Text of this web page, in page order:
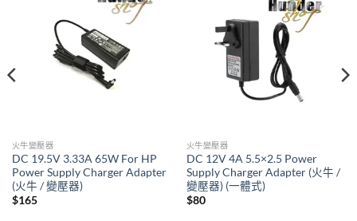
火牛變壓器
DC 19.5V 3.33A 65W For HP
Power Supply Charger Adapter
(火牛 / 變壓器)
$165
火牛變壓器
DC 12V 4A 5.5×2.5 Power
Supply Charger Adapter (火牛 /
變壓器) (一體式)
$80